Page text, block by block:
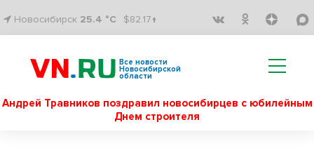
Новосибирск 25.4 °C $82.17↑
Все новости
Новосибирской
области
Андрей Травников поздравил новосибирцев с юбилейным
Днем строителя